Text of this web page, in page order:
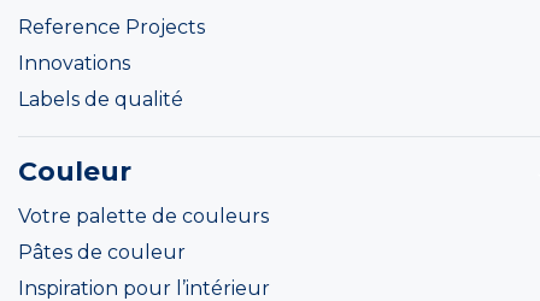
Reference Projects
Innovations
Labels de qualité
Couleur
Votre palette de couleurs
Pâtes de couleur
Inspiration pour l’intérieur